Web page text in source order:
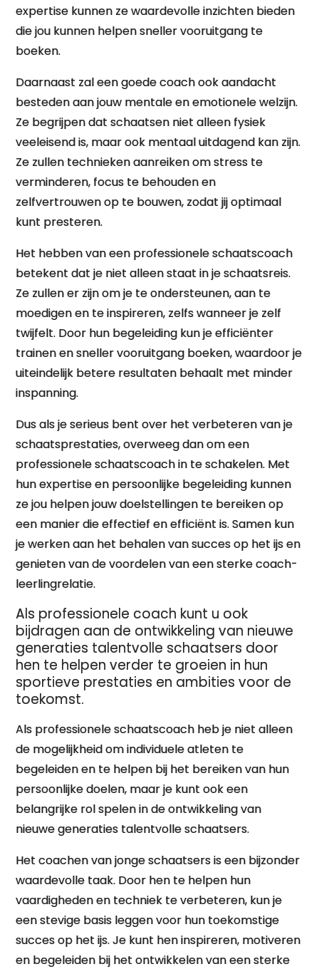
expertise kunnen ze waardevolle inzichten bieden
die jou kunnen helpen sneller vooruitgang te
boeken.
Daarnaast zal een goede coach ook aandacht
besteden aan jouw mentale en emotionele welzijn.
Ze begrijpen dat schaatsen niet alleen fysiek
veeleisend is, maar ook mentaal uitdagend kan zijn.
Ze zullen technieken aanreiken om stress te
verminderen, focus te behouden en
zelfvertrouwen op te bouwen, zodat jij optimaal
kunt presteren.
Het hebben van een professionele schaatscoach
betekent dat je niet alleen staat in je schaatsreis.
Ze zullen er zijn om je te ondersteunen, aan te
moedigen en te inspireren, zelfs wanneer je zelf
twijfelt. Door hun begeleiding kun je efficiënter
trainen en sneller vooruitgang boeken, waardoor je
uiteindelijk betere resultaten behaalt met minder
inspanning.
Dus als je serieus bent over het verbeteren van je
schaatsprestaties, overweeg dan om een
professionele schaatscoach in te schakelen. Met
hun expertise en persoonlijke begeleiding kunnen
ze jou helpen jouw doelstellingen te bereiken op
een manier die effectief en efficiënt is. Samen kun
je werken aan het behalen van succes op het ijs en
genieten van de voordelen van een sterke coach-
leerlingrelatie.
Als professionele coach kunt u ook
bijdragen aan de ontwikkeling van nieuwe
generaties talentvolle schaatsers door
hen te helpen verder te groeien in hun
sportieve prestaties en ambities voor de
toekomst.
Als professionele schaatscoach heb je niet alleen
de mogelijkheid om individuele atleten te
begeleiden en te helpen bij het bereiken van hun
persoonlijke doelen, maar je kunt ook een
belangrijke rol spelen in de ontwikkeling van
nieuwe generaties talentvolle schaatsers.
Het coachen van jonge schaatsers is een bijzonder
waardevolle taak. Door hen te helpen hun
vaardigheden en techniek te verbeteren, kun je
een stevige basis leggen voor hun toekomstige
succes op het ijs. Je kunt hen inspireren, motiveren
en begeleiden bij het ontwikkelen van een sterke